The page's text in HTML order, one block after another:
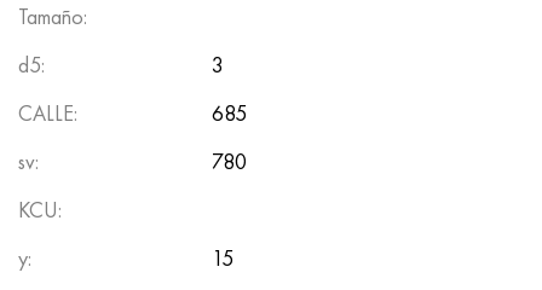
Tamaño:
d5:
3
CALLE:
685
sv:
780
KCU:
y:
15